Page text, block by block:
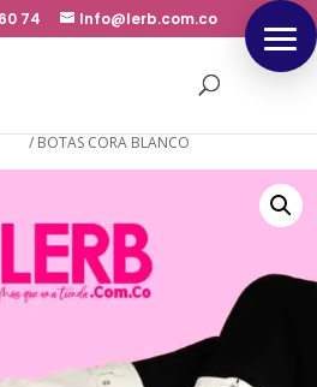
74 Info@lerb.com.co
/ BOTAS CORA BLANCO